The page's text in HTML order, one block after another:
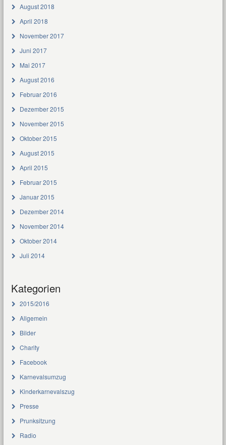
August 2018
April 2018
November 2017
Juni 2017
Mai 2017
August 2016
Februar 2016
Dezember 2015
November 2015
Oktober 2015
August 2015
April 2015
Februar 2015
Januar 2015
Dezember 2014
November 2014
Oktober 2014
Juli 2014
Kategorien
2015/2016
Allgemein
Bilder
Charity
Facebook
Karnevalsumzug
Kinderkarnevalszug
Presse
Prunksitzung
Radio